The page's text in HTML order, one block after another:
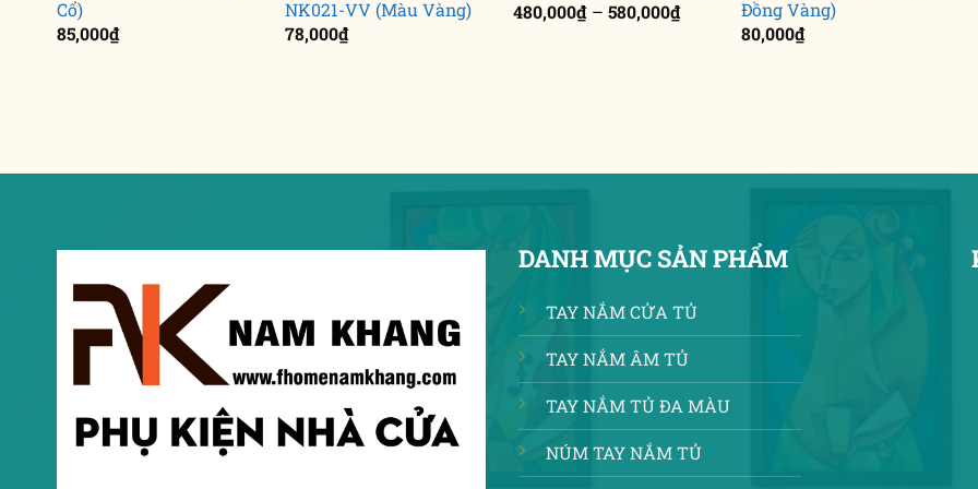
Cổ)
85,000₫
NK021-VV (Màu Vàng)
78,000₫
480,000₫ – 580,000₫Khoảng
giá:
Đồng Vàng)
80,000₫
DANH MỤC SẢN PHẨM
TAY NẮM CỬA TỦ
TAY NẮM ÂM TỦ
TAY NẮM TỦ ĐA MÀU
NÚM TAY NẮM TỦ